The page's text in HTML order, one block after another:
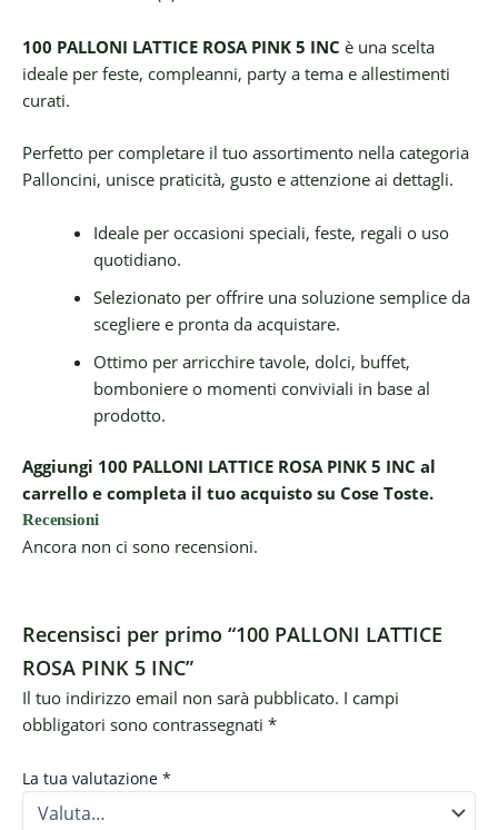
100 PALLONI LATTICE ROSA PINK 5 INC è una scelta
ideale per feste, compleanni, party a tema e allestimenti
curati.
Perfetto per completare il tuo assortimento nella categoria
Palloncini, unisce praticità, gusto e attenzione ai dettagli.
Ideale per occasioni speciali, feste, regali o uso
quotidiano.
Selezionato per offrire una soluzione semplice da
scegliere e pronta da acquistare.
Ottimo per arricchire tavole, dolci, buffet,
bomboniere o momenti conviviali in base al
prodotto.
Aggiungi 100 PALLONI LATTICE ROSA PINK 5 INC al
carrello e completa il tuo acquisto su Cose Toste.
Recensioni
Ancora non ci sono recensioni.
Recensisci per primo “100 PALLONI LATTICE
ROSA PINK 5 INC”
Il tuo indirizzo email non sarà pubblicato. I campi
obbligatori sono contrassegnati *
La tua valutazione *